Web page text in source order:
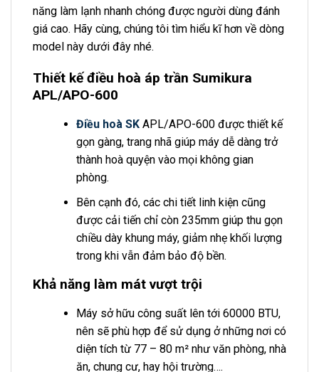
năng làm lạnh nhanh chóng được người dùng đánh
giá cao. Hãy cùng, chúng tôi tìm hiểu kĩ hơn về dòng
model này dưới đây nhé.
Thiết kế điều hoà áp trần Sumikura
APL/APO-600
Điều hoà SKAPL/APO-600 được thiết kế
gọn gàng, trang nhã giúp máy dễ dàng trở
thành hoà quyện vào mọi không gian
phòng.
Bên cạnh đó, các chi tiết linh kiện cũng
được cải tiến chỉ còn 235mm giúp thu gọn
chiều dày khung máy, giảm nhẹ khối lượng
trong khi vẫn đảm bảo độ bền.
Khả năng làm mát vượt trội
Máy sở hữu công suất lên tới 60000 BTU,
nên sẽ phù hợp để sử dụng ở những nơi có
diện tích từ 77 – 80 m² như văn phòng, nhà
ăn, chung cư, hay hội trường….